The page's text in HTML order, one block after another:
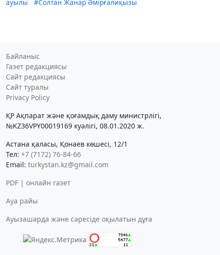
ауылы
#Солтан Жанар Әмірғалиқызы
Байланыс
Газет редакциясы
Сайт редакциясы
Сайт туралы
Privacy Policy
ҚР Ақпарат және қоғамдық даму министрлігі,
№KZ36VPY00019169 куәлігі, 08.01.2020 ж.
Астана қаласы, Қонаев көшесі, 12/1
Тел: +7 (7172) 76-84-66
Email: turkystan.kz@gmail.com
PDF | онлайн газет
Ауа райы
Ауызашарда және сәресіде оқылатын дұға